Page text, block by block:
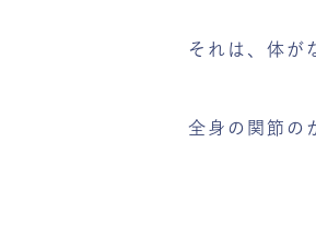
それは、体が
全身の関節の